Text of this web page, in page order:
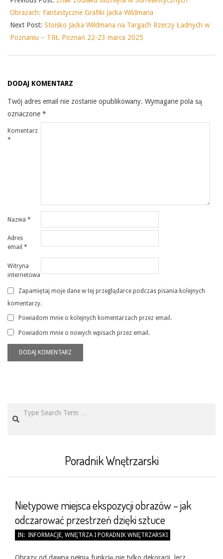
Obrazach: Fantastyczne Grafiki Jacka Wildmana
Next Post: Stoisko Jacka Wildmana na Targach Rzeczy Ładnych w
Poznaniu – TRŁ Poznań 22-23 marca 2025
DODAJ KOMENTARZ
Twój adres email nie zostanie opublikowany. Wymagane pola są
oznaczone *
Komentarz
*
Nazwa *
Adres
email *
Witryna
internetowa
Zapamiętaj moje dane w tej przeglądarce podczas pisania kolejnych
komentarzy.
Powiadom mnie o kolejnych komentarzach przez email.
Powiadom mnie o nowych wpisach przez email.
Poradnik Wnętrzarski
Nietypowe miejsca ekspozycji obrazów – jak
odczarować przestrzeń dzięki sztuce
2026-
IN: INFORMACJE, WNĘTRZA I PORADNIK WNĘTRZARSKI